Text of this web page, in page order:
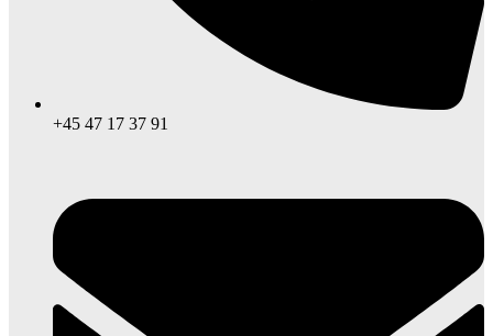
+45 47 17 37 91